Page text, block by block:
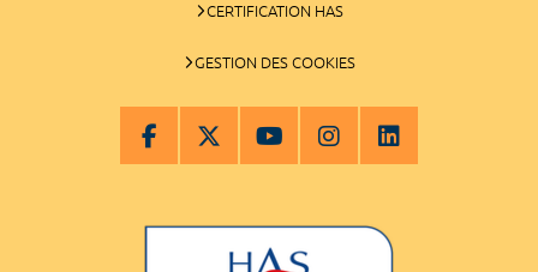
CERTIFICATION HAS
GESTION DES COOKIES